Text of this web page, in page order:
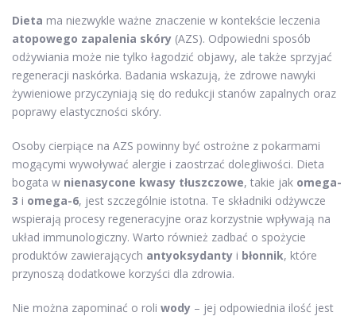
Dieta ma niezwykle ważne znaczenie w kontekście leczenia
atopowego zapalenia skóry (AZS). Odpowiedni sposób
odżywiania może nie tylko łagodzić objawy, ale także sprzyjać
regeneracji naskórka. Badania wskazują, że zdrowe nawyki
żywieniowe przyczyniają się do redukcji stanów zapalnych oraz
poprawy elastyczności skóry.
Osoby cierpiące na AZS powinny być ostrożne z pokarmami
mogącymi wywoływać alergie i zaostrzać dolegliwości. Dieta
bogata w nienasycone kwasy tłuszczowe, takie jak omega-
3 i omega-6, jest szczególnie istotna. Te składniki odżywcze
wspierają procesy regeneracyjne oraz korzystnie wpływają na
układ immunologiczny. Warto również zadbać o spożycie
produktów zawierających antyoksydanty i błonnik, które
przynoszą dodatkowe korzyści dla zdrowia.
Nie można zapominać o roli wody – jej odpowiednia ilość jest